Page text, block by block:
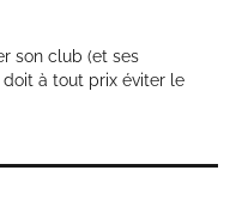
son club (et ses
doit à tout prix éviter le